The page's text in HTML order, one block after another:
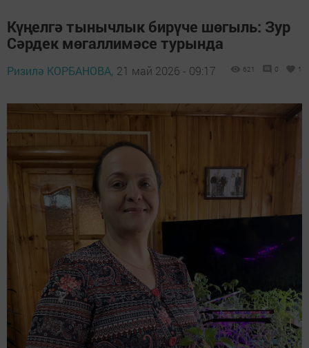
Күңелгә тынычлык бирүче шөгыль: Зур
Сәрдек мөгаллимәсе турында
Ризилә КОРБАНОВА, 21 май 2026 - 09:17 621 0 1